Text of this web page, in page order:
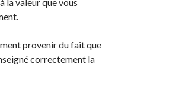
provenir du fait que
correctement la